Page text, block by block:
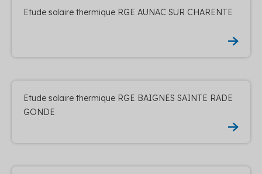
Etude solaire thermique RGE AUNAC SUR CHARENTE
Etude solaire thermique RGE BAIGNES SAINTE RADE
GONDE